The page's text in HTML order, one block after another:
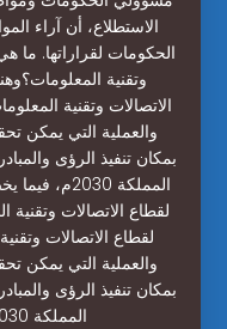
الاستطلاع، أن آراء
الحكومات لقراراتها. ما
وتقنية
الاتصالات وتقنية
والعملية التي يمكن
بمكان تنفيذ الرؤى
المملكة
لقطاع الاتصالات وتقنية
لقطاع الاتصالات
والعملية التي يمكن
بمكان تنفيذ الرؤى
المملكة 2030م، فيما يخص هذا القطا